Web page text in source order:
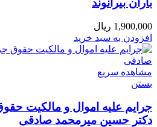
1,900,000 ریال
افزودن به سبد خرید
مشاهده سریع
بستن
دکتر حسین میرمحمد صادقی